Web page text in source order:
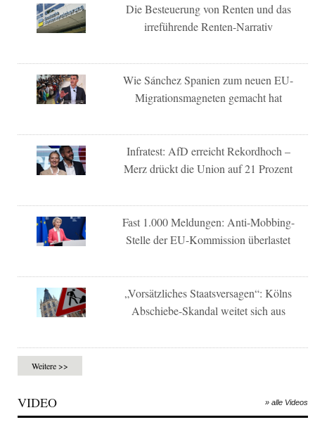
Die Besteuerung von Renten und das
irreführende Renten-Narrativ
Wie Sánchez Spanien zum neuen EU-
Migrationsmagneten gemacht hat
Infratest: AfD erreicht Rekordhoch –
Merz drückt die Union auf 21 Prozent
Fast 1.000 Meldungen: Anti-Mobbing-
Stelle der EU-Kommission überlastet
„Vorsätzliches Staatsversagen“: Kölns
Abschiebe-Skandal weitet sich aus
Weitere >>
VIDEO » alle Videos